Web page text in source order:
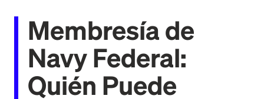
Membresía de
Navy Federal:
Quién Puede